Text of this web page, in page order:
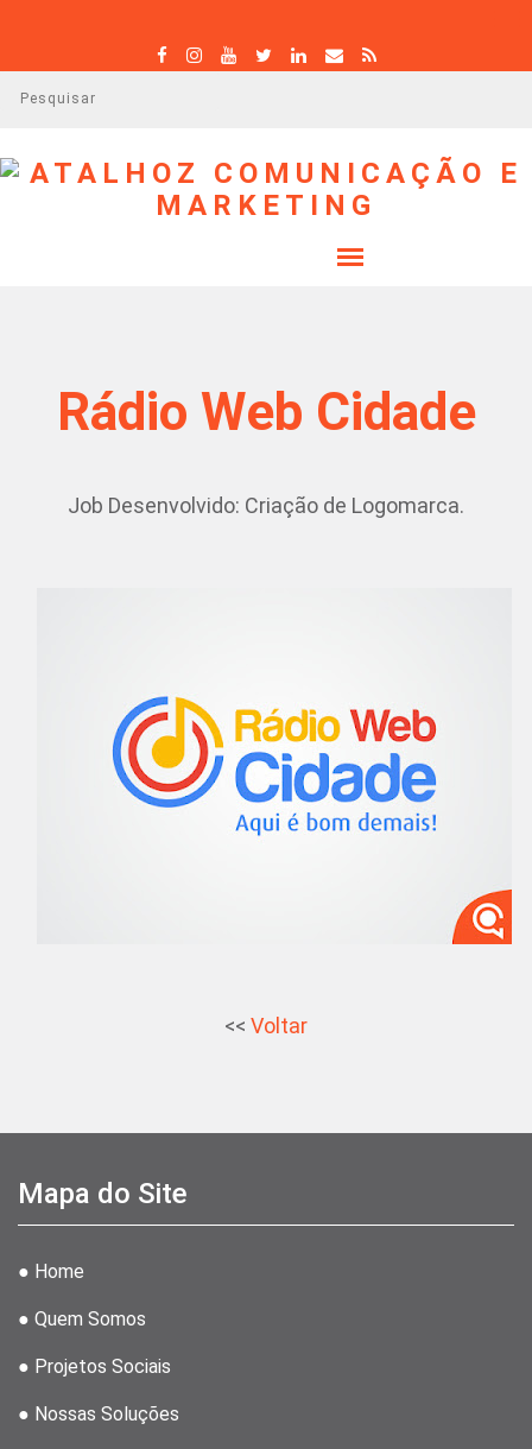
q
Rádio Web Cidade
Job Desenvolvido: Criação de Logomarca.
<< Voltar
Mapa do Site
● Home
● Quem Somos
● Projetos Sociais
● Nossas Soluções